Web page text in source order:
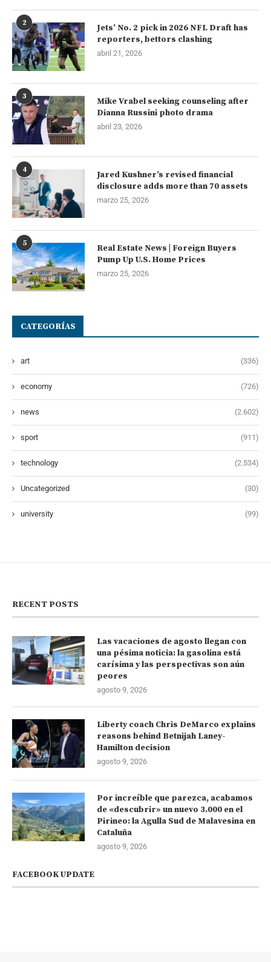
2
Jets’ No. 2 pick in 2026 NFL Draft has
reporters, bettors clashing
abril 21, 2026
3
Mike Vrabel seeking counseling after
Dianna Russini photo drama
abril 23, 2026
4
Jared Kushner’s revised financial
disclosure adds more than 70 assets
marzo 25, 2026
5
Real Estate News | Foreign Buyers
Pump Up U.S. Home Prices
marzo 25, 2026
CATEGORÍAS
art (336)
economy (726)
news (2.602)
sport (911)
technology (2.534)
Uncategorized (30)
university (99)
RECENT POSTS
Las vacaciones de agosto llegan con
una pésima noticia: la gasolina está
carísima y las perspectivas son aún
peores
agosto 9, 2026
Liberty coach Chris DeMarco explains
reasons behind Betnijah Laney-
Hamilton decision
agosto 9, 2026
Por increíble que parezca, acabamos
de «descubrir» un nuevo 3.000 en el
Pirineo: la Agulla Sud de Malavesina en
Cataluña
agosto 9, 2026
FACEBOOK UPDATE